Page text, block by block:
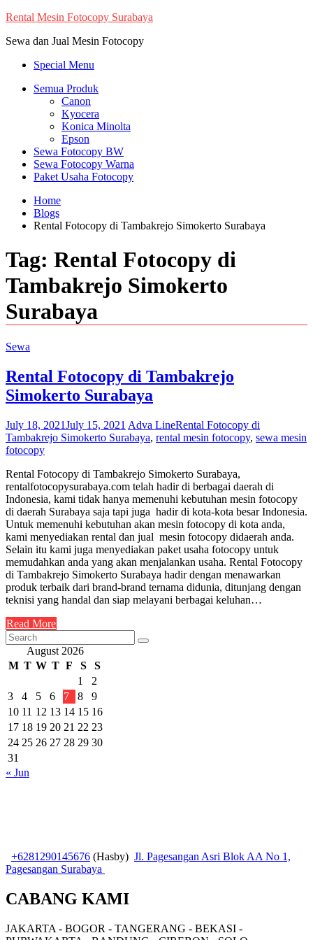
Skip
content
Rental Mesin Fotocopy Surabaya
Sewa dan Jual Mesin Fotocopy
Special Menu
Semua Produk
Canon
Kyocera
Konica Minolta
Epson
Sewa Fotocopy BW
Sewa Fotocopy Warna
Paket Usaha Fotocopy
Home
Blogs
Rental Fotocopy di Tambakrejo Simokerto Surabaya
Tag: Rental Fotocopy di
Tambakrejo Simokerto
Surabaya
Sewa
Rental Fotocopy di Tambakrejo
Simokerto Surabaya
July 18, 2021July 15, 2021 Adva LineRental Fotocopy di
Tambakrejo Simokerto Surabaya, rental mesin fotocopy, sewa mesin
fotocopy
Rental Fotocopy di Tambakrejo Simokerto Surabaya,
rentalfotocopysurabaya.com telah hadir di berbagai daerah di
Indonesia, kami tidak hanya memenuhi kebutuhan mesin fotocopy
di daerah Surabaya saja tapi juga hadir di kota-kota besar Indonesia.
Untuk memenuhi kebutuhan akan mesin fotocopy di kota anda,
kami menyediakan rental dan jual mesin fotocopy didaerah anda.
Selain itu kami juga menyediakan paket usaha fotocopy untuk
memudahkan anda yang akan menjalankan usaha. Rental Fotocopy
di Tambakrejo Simokerto Surabaya hadir dengan menawarkan
produk terbaik dari brand-brand ternama didunia, ditunjang dengan
teknisi yang handal dan siap melayani berbagai keluhan…
Read More
August 2026
M T W T F S
S
1
2
3
4 5 6 7 8
9
10 11 12 13 14 15 16
17 18 19 20 21 22 23
24 25 26 27 28 29 30
31
« Jun
+6281290145676 (Hasby) Jl. Pagesangan Asri Blok AA No 1,
Pagesangan Surabaya
CABANG KAMI
JAKARTA - BOGOR - TANGERANG - BEKASI -